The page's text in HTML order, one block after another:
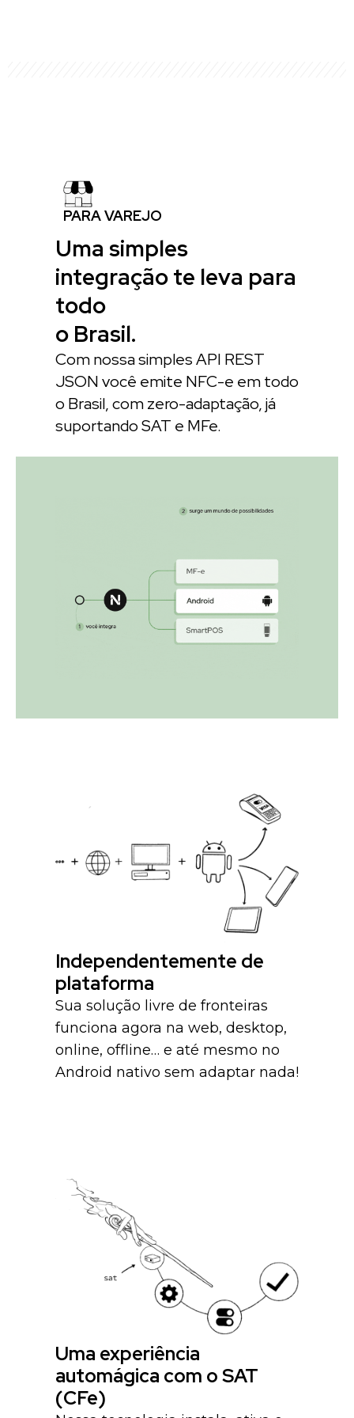
PARA VAREJO
Uma simples
integração te leva para
todo
o Brasil.
Com nossa simples API REST
JSON você emite NFC-e em todo
o Brasil, com zero-adaptação, já
suportando SAT e MFe.
Independentemente de
plataforma
Sua solução livre de fronteiras
funciona agora na web, desktop,
online, offline… e até mesmo no
Android nativo sem adaptar nada!
Uma experiência
automágica com o SAT
(CFe)